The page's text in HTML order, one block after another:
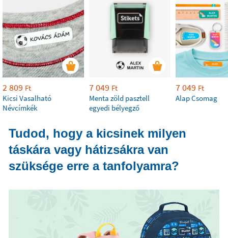
2 809 Ft
Kicsi Vasalható
Névcímkék
7 049 Ft
Menta zöld pasztell
egyedi bélyegző
7 049 Ft
Alap Csomag
Tudod, hogy a kicsinek milyen
táskára vagy hátizsákra van
szüksége erre a tanfolyamra?